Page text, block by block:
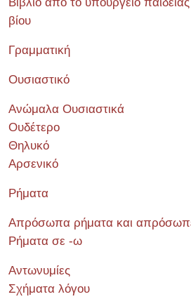
βίου
Γραμματική
Ουσιαστικό
Ανώμαλα Ουσιαστικά
Ουδέτερο
Θηλυκό
Αρσενικό
Ρήματα
Απρόσωπα ρήματα και
Ρήματα σε -ω
Αντωνυμίες
Σχήματα λόγου